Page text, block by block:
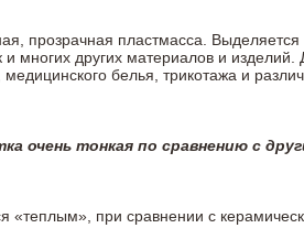
прозрачная пластмасса.
и многих других материалов и
белья, трикотажа и
очень тонкая по сравнению с
«теплым», при сравнении с